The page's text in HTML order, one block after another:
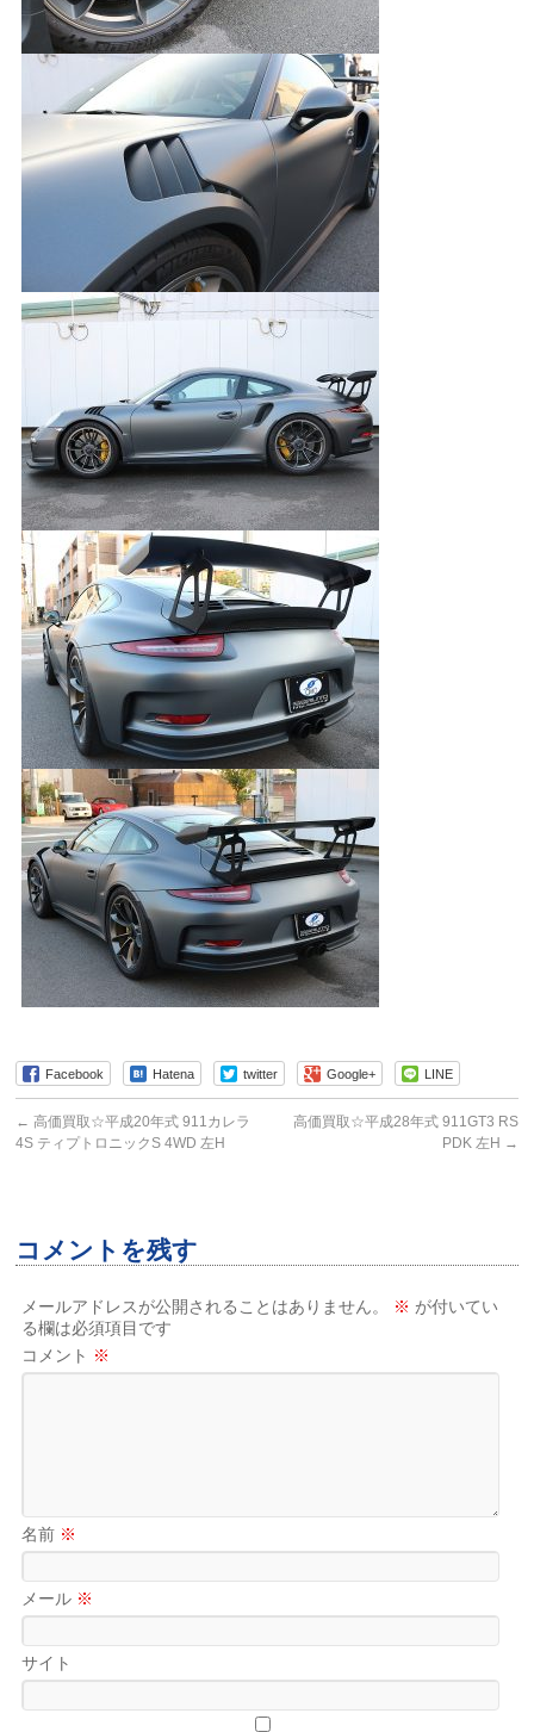
Facebook Hatena twitter Google+ LINE
← 高価買取☆平成20年式 911カレラ
4S ティプトロニックS 4WD 左H
高価買取☆平成28年式 911GT3 RS
PDK 左H →
コメントを残す
メールアドレスが公開されることはありません。 ※ が付いてい
る欄は必須項目です
コメント ※
名前 ※
メール ※
サイト